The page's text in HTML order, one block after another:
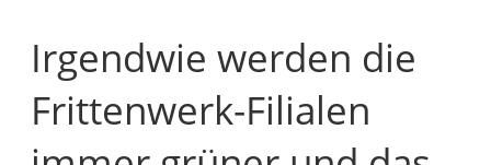
Irgendwie werden die
Frittenwerk-Filialen